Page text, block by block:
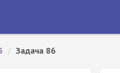
/ Задача 86